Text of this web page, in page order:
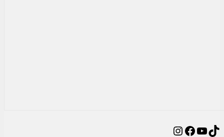
Instagram